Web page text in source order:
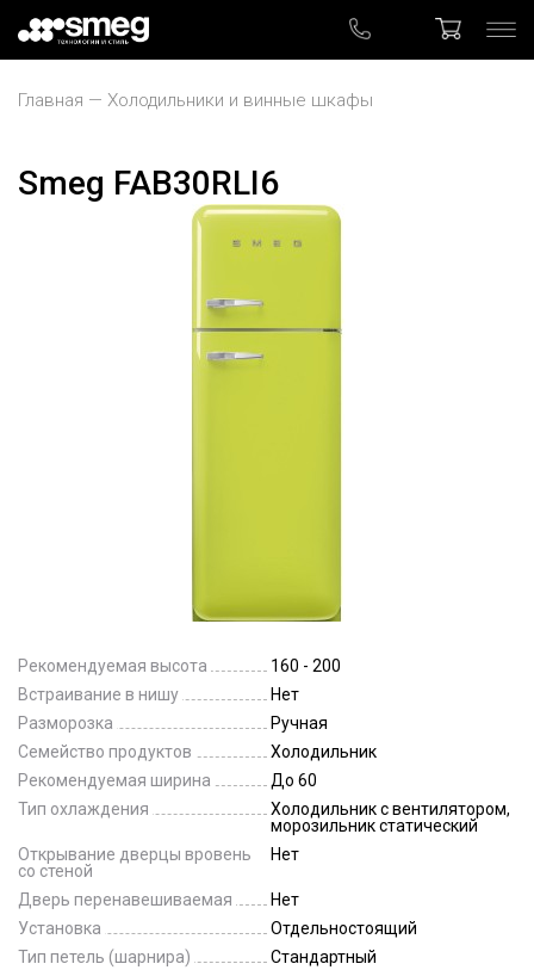
Главная Холодильники и винные шкафы
Smeg FAB30RLI6
Рекомендуемая высота
160 - 200
Встраивание в нишу
Нет
Разморозка
Ручная
Семейство продуктов
Холодильник
Рекомендуемая ширина
До 60
Тип охлаждения
Холодильник с вентилятором,
морозильник статический
Открывание дверцы вровень
со стеной
Нет
Дверь перенавешиваемая
Нет
Установка
Отдельностоящий
Тип петель (шарнира)
Стандартный